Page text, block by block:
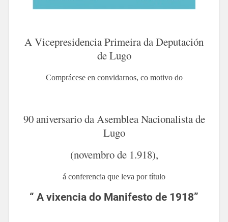
A Vicepresidencia Primeira da Deputación
de Lugo
Comprácese en convidarnos, co motivo do
90 aniversario da Asemblea Nacionalista de
Lugo
(novembro de 1.918),
á conferencia que leva por título
“ A vixencia do Manifesto de 1918”